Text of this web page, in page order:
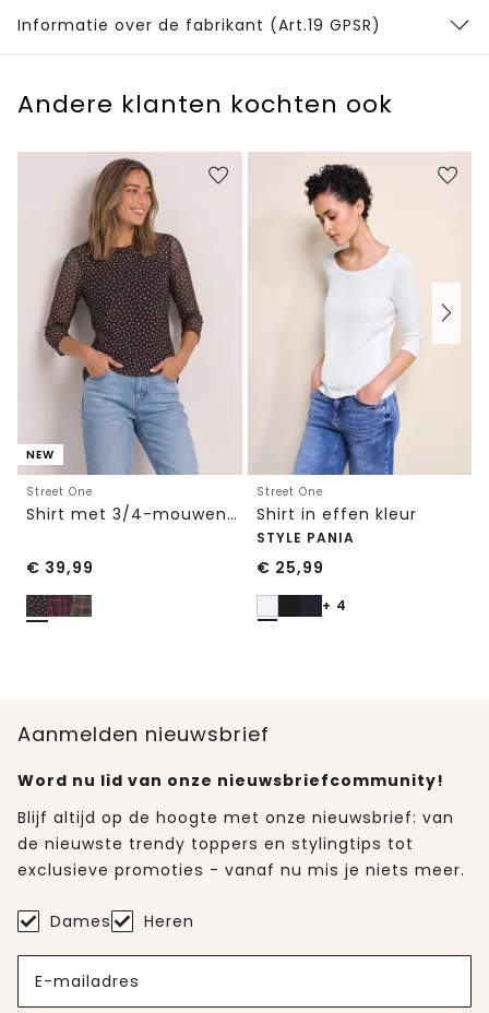
Informatie over de fabrikant (Art.19 GPSR)
Andere klanten kochten ook
NEW
Street One
Shirt met 3/4-mouwen van mesh met print
€ 39,99
Street One
Shirt in effen kleur
STYLE PANIA
€ 25,99
+ 4
Aanmelden nieuwsbrief
Word nu lid van onze nieuwsbriefcommunity!
Blijf altijd op de hoogte met onze nieuwsbrief: van
de nieuwste trendy toppers en stylingtips tot
exclusieve promoties - vanaf nu mis je niets meer.
Dames Heren
E-mailadres